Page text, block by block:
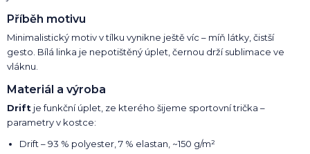
Příběh motivu
Minimalistický motiv v tílku vynikne ještě víc – míň látky, čistší
gesto. Bílá linka je nepotištěný úplet, černou drží sublimace ve
vláknu.
Materiál a výroba
Drift je funkční úplet, ze kterého šijeme sportovní trička –
parametry v kostce:
Drift – 93 % polyester, 7 % elastan, ~150 g/m²